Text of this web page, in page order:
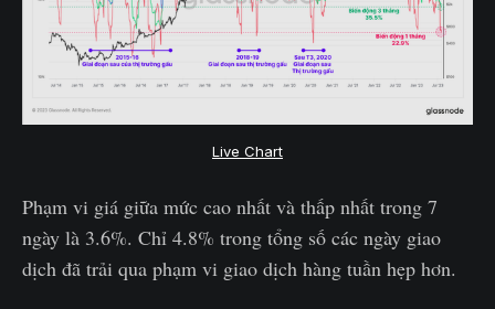
Live Chart
Phạm vi giá giữa mức cao nhất và thấp nhất trong 7
ngày là 3.6%. Chỉ 4.8% trong tổng số các ngày giao
dịch đã trải qua phạm vi giao dịch hàng tuần hẹp hơn.